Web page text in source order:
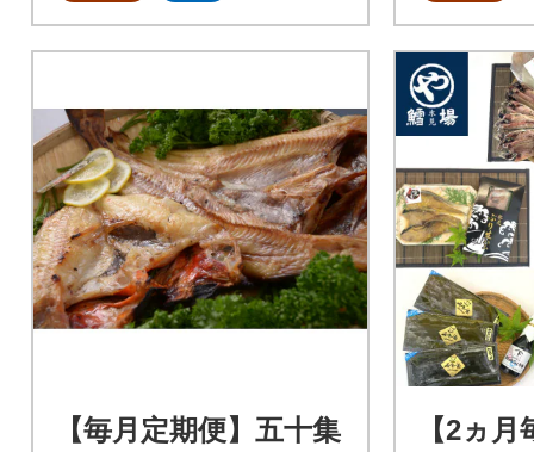
【毎月定期便】五十集
【2ヵ